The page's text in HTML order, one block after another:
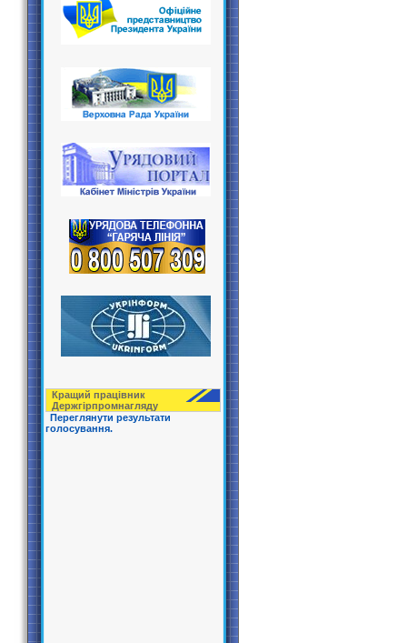
Кращий працівник
Держгірпрoмнагляду
Переглянути результати
голосування.